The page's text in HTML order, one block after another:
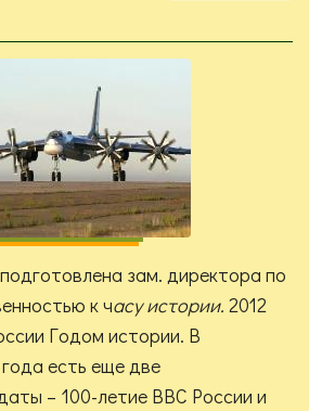
зам. директора по
к часу истории. 2012
Годом истории. В
есть еще две
– 100-летие ВВС России и